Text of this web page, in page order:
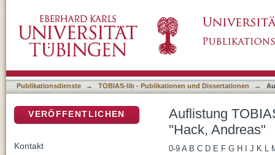
Publikationsdienste → TOBIAS-lib - Publikationen und Dissertationen →
Auflistung
"Hack, Andreas"
0-9 A B C D E F G H J K L
VERÖFFENTLICHEN
Kontakt